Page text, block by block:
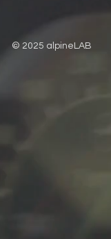
© 2025 alpineLAB